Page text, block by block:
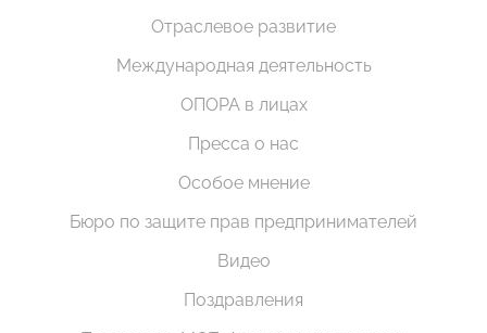
Отраслевое развитие
Международная деятельность
ОПОРА в лицах
Пресса о нас
Особое мнение
Бюро по защите прав предпринимателей
Видео
Поздравления